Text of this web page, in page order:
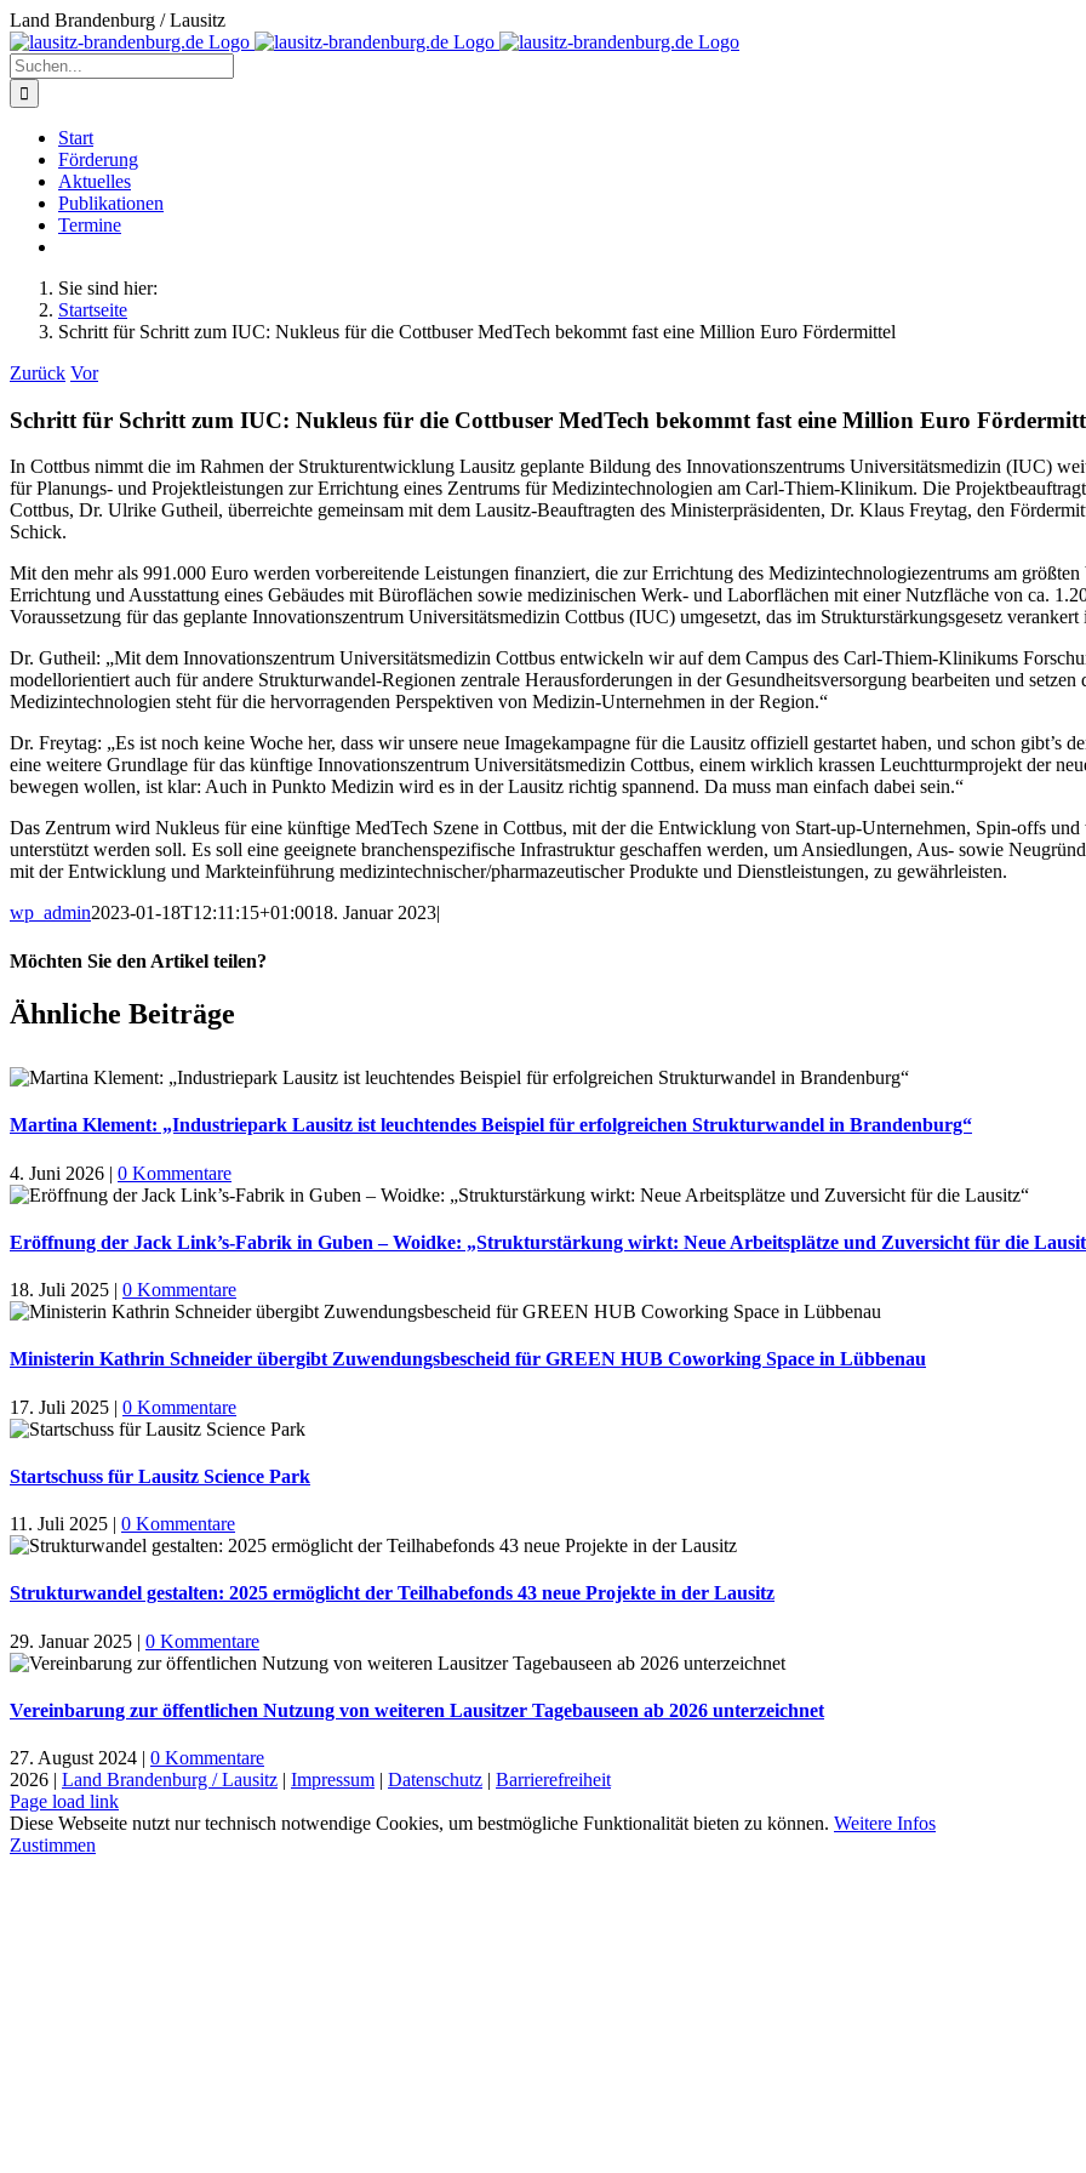
Zum
Inhalt
springen
Land Brandenburg / Lausitz
Suche
nach:
Start
Förderung
Aktuelles
Publikationen
Termine
Sie sind hier:
Startseite
Schritt für Schritt zum IUC: Nukleus für die Cottbuser MedTech bekommt fast eine Million Euro Fördermittel
Zurück Vor
Schritt für Schritt zum IUC: Nukleus für die Cottbuser MedTech bekommt fast eine Million Euro
In Cottbus nimmt die im Rahmen der Strukturentwicklung Lausitz geplante Bildung des Innovationszentrums Universitätsmedizin (IUC)
für Planungs- und Projektleistungen zur Errichtung eines Zentrums für Medizintechnologien am Carl-Thiem-Klinikum. Die
Cottbus, Dr. Ulrike Gutheil, überreichte gemeinsam mit dem Lausitz-Beauftragten des Ministerpräsidenten, Dr. Klaus Freytag, den
Schick.
Mit den mehr als 991.000 Euro werden vorbereitende Leistungen finanziert, die zur Errichtung des Medizintechnologiezentrums am
Errichtung und Ausstattung eines Gebäudes mit Büroflächen sowie medizinischen Werk- und Laborflächen mit einer Nutzfläche von ca.
Voraussetzung für das geplante Innovationszentrum Universitätsmedizin Cottbus (IUC) umgesetzt, das im Strukturstärkungsgesetz verankert
Dr. Gutheil: „Mit dem Innovationszentrum Universitätsmedizin Cottbus entwickeln wir auf dem Campus des Carl-Thiem-Klinikums
modellorientiert auch für andere Strukturwandel-Regionen zentrale Herausforderungen in der Gesundheitsversorgung bearbeiten und
Medizintechnologien steht für die hervorragenden Perspektiven von Medizin-Unternehmen in der Region.“
Dr. Freytag: „Es ist noch keine Woche her, dass wir unsere neue Imagekampagne für die Lausitz offiziell gestartet haben, und schon
eine weitere Grundlage für das künftige Innovationszentrum Universitätsmedizin Cottbus, einem wirklich krassen Leuchtturmprojekt der
bewegen wollen, ist klar: Auch in Punkto Medizin wird es in der Lausitz richtig spannend. Da muss man einfach dabei sein.“
Das Zentrum wird Nukleus für eine künftige MedTech Szene in Cottbus, mit der die Entwicklung von Start-up-Unternehmen, Spin-offs
unterstützt werden soll. Es soll eine geeignete branchenspezifische Infrastruktur geschaffen werden, um Ansiedlungen, Aus- sowie
mit der Entwicklung und Markteinführung medizintechnischer/pharmazeutischer Produkte und Dienstleistungen, zu gewährleisten.
wp_admin2023-01-18T12:11:15+01:0018. Januar 2023|
Möchten Sie den Artikel teilen?
Facebook
X
LinkedIn
WhatsApp
E-
Mail
Ähnliche Beiträge
Martina Klement: „Industriepark Lausitz ist leuchtendes Beispiel für erfolgreichen Strukturwandel in Brandenburg“
4. Juni 2026 | 0 Kommentare
Eröffnung der Jack Link’s-Fabrik in Guben – Woidke: „Strukturstärkung wirkt: Neue Arbeitsplätze und Zuversicht für die
18. Juli 2025 | 0 Kommentare
Ministerin Kathrin Schneider übergibt Zuwendungsbescheid für GREEN HUB Coworking Space in Lübbenau
17. Juli 2025 | 0 Kommentare
Startschuss für Lausitz Science Park
11. Juli 2025 | 0 Kommentare
Strukturwandel gestalten: 2025 ermöglicht der Teilhabefonds 43 neue Projekte in der Lausitz
29. Januar 2025 | 0 Kommentare
Vereinbarung zur öffentlichen Nutzung von weiteren Lausitzer Tagebauseen ab 2026 unterzeichnet
27. August 2024 | 0 Kommentare
2026 | Land Brandenburg / Lausitz | Impressum | Datenschutz | Barrierefreiheit
Page load link
Diese Webseite nutzt nur technisch notwendige Cookies, um bestmögliche Funktionalität bieten zu können. Weitere Infos
Zustimmen